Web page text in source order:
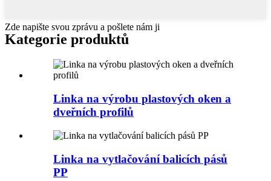
Zde napište svou zprávu a pošlete nám ji
Kategorie produktů
Linka na výrobu plastových oken a
dveřních profilů
Linka na vytlačování balicích pásů
PP